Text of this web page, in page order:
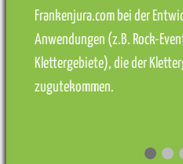
Frankenjura.com bei der
Anwendungen (z.B. Rock-
Klettergebiete), die der
zugutekommen.